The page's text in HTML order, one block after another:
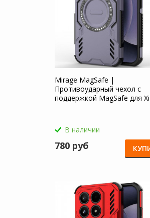
Mirage MagSafe |
Противоударный чехол с
поддержкой MagSafe для
В наличии
780 руб